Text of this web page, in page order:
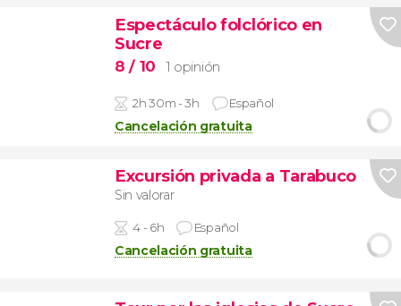
Espectáculo folclórico en
Sucre
8/ 10 1 opinión
2h 30m - 3h Español
Cancelación gratuita
Excursión privada a Tarabuco
Sin valorar
4 - 6h Español
Cancelación gratuita